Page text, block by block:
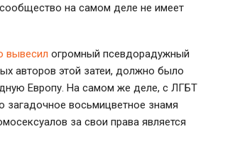
на самом деле не имеет
вывесил огромный псевдорадужный
авторов этой затеи, должно было
Европу. На самом же деле, с ЛГБТ
загадочное восьмицветное знамя
за свои права является